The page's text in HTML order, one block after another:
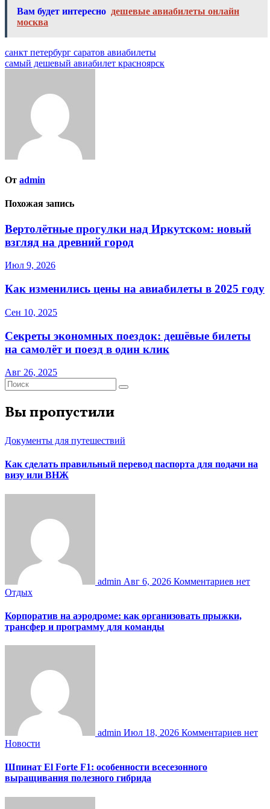
Вам будет интересно дешевые авиабилеты онлайн
москва
Навигация
по
санкт петербург саратов авиабилеты
самый дешевый авиабилет красноярск
От admin
Похожая запись
Вертолётные прогулки над Иркутском: новый
взгляд на древний город
Июл 9, 2026
Как изменились цены на авиабилеты в 2025 году
Сен 10, 2025
Секреты экономных поездок: дешёвые билеты
на самолёт и поезд в один клик
Авг 26, 2025
Вы пропустили
Документы для путешествий
Как сделать правильный перевод паспорта для подачи на
визу или ВНЖ
admin Авг 6, 2026 Комментариев нет
Отдых
Корпоратив на аэродроме: как организовать прыжки,
трансфер и программу для команды
admin Июл 18, 2026 Комментариев нет
Новости
Шпинат El Forte F1: особенности всесезонного
выращивания полезного гибрида